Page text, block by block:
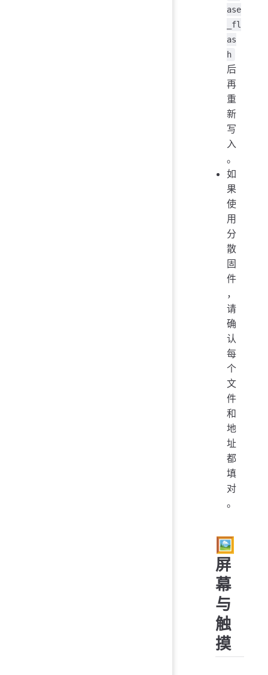
ase
_fl
as
h
后
再
重
新
写
入
。
如
果
使
用
分
散
固
件
，
请
确
认
每
个
文
件
和
地
址
都
填
对
。
🖼️
屏
幕
与
触
摸